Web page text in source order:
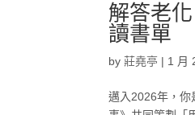
解答老
讀書單
by莊堯亭 | 1 月
邁入2026年，你